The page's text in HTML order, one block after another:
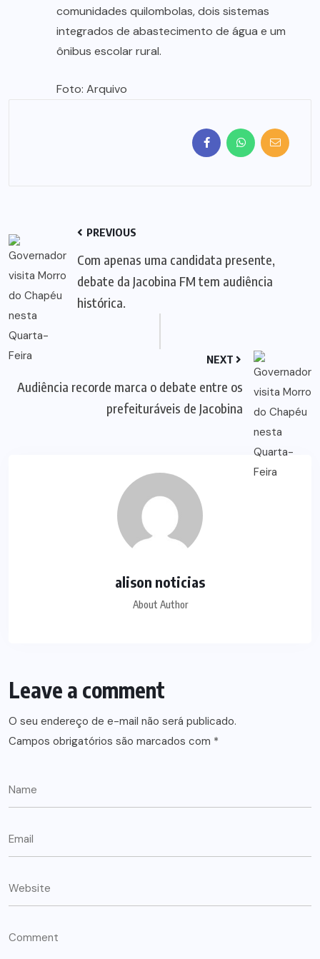
comunidades quilombolas, dois sistemas
integrados de abastecimento de água e um
ônibus escolar rural.
Foto: Arquivo
PREVIOUS
Com apenas uma candidata presente,
debate da Jacobina FM tem audiência
histórica.
NEXT
Audiência recorde marca o debate entre os
prefeituráveis de Jacobina
alison noticias
About Author
Leave a comment
O seu endereço de e-mail não será publicado.
Campos obrigatórios são marcados com *